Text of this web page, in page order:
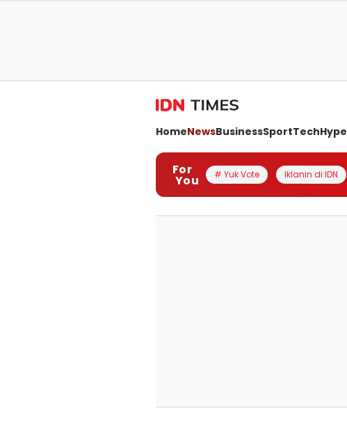
HomeNewsBusinessSportTechHype
For
You # Yuk Vote Iklanin di IDN